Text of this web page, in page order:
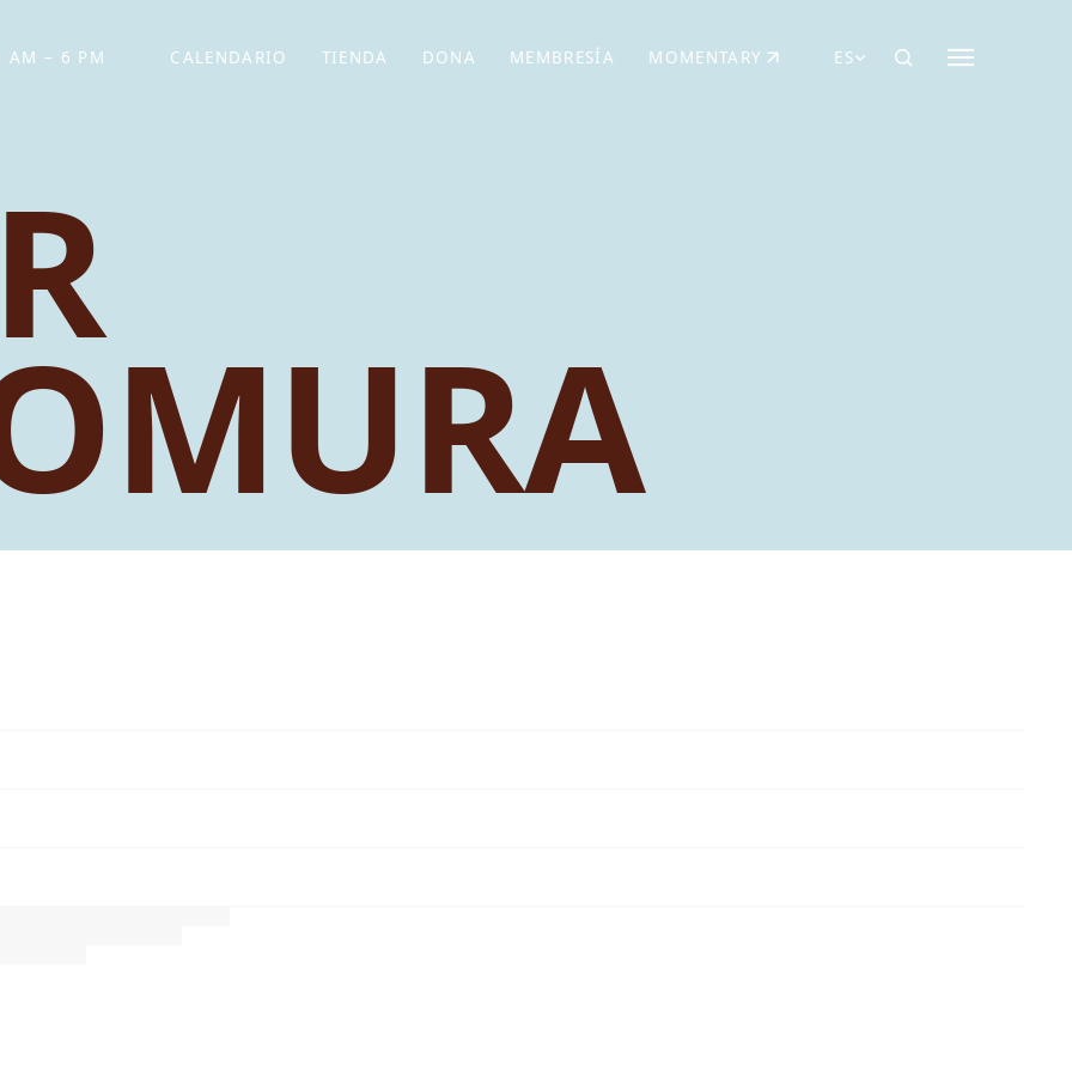
AM – 6 PM CALENDARIO TIENDA
(SE ABRE EN UNA PESTAÑA NUEVA)
DONA
(SE ABRE EN UNA PESTAÑA NUEVA)
MEMBRESÍA MOMENTARY
(SE ABRE EN UNA PESTAÑA NUEVA)
ES